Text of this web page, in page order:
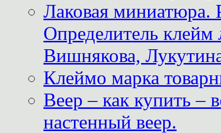
Лаковая миниатюра.
Определитель
Вишнякова,
Клеймо марка
Веер – как купить –
настенный веер.